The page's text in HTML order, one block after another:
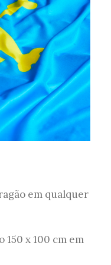
em qualquer
150 x 100 cm em